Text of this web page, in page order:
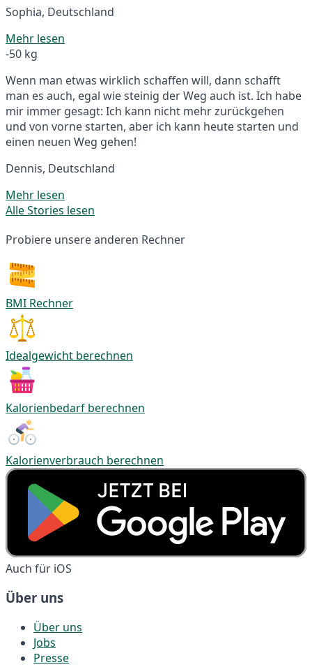
Sophia, Deutschland
Mehr lesen
-50 kg
Wenn man etwas wirklich schaffen will, dann schafft
man es auch, egal wie steinig der Weg auch ist. Ich habe
mir immer gesagt: Ich kann nicht mehr zurückgehen
und von vorne starten, aber ich kann heute starten und
einen neuen Weg gehen!
Dennis, Deutschland
Mehr lesen
Alle Stories lesen
Probiere unsere anderen Rechner
BMI Rechner
Idealgewicht berechnen
Kalorienbedarf berechnen
Kalorienverbrauch berechnen
Auch für iOS
Über uns
Über uns
Jobs
Presse